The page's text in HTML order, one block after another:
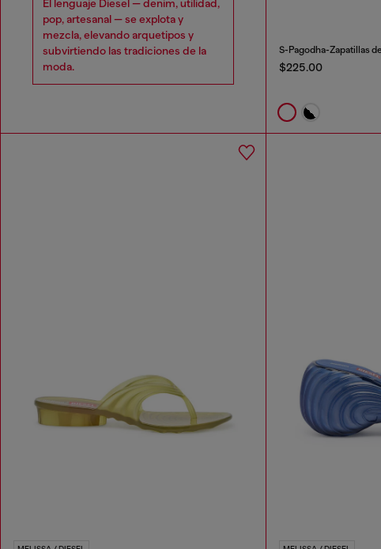
El lenguaje Diesel — denim, utilidad,
pop, artesanal — se explota y
mezcla, elevando arquetipos y
subvirtiendo las tradiciones de la
moda.
S-Pagodha-Zapatillas
$225.00